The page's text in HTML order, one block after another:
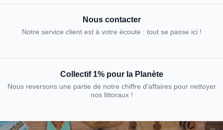
Nous contacter
Notre service client est à votre écoute : tout se passe ici !
Collectif 1% pour la Planète
Nous reversons une partie de notre chiffre d'affaires pour nettoyer
nos littoraux !